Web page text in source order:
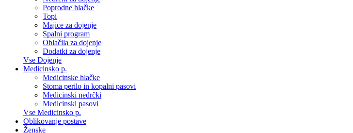
Poprodne hlačke
Topi
Majice za dojenje
Spalni program
Oblačila za dojenje
Dodatki za dojenje
Vse Dojenje
Medicinsko p.
Medicinske hlačke
Stoma perilo in kopalni pasovi
Medicinski nedrčki
Medicinski pasovi
Vse Medicinsko p.
Oblikovanje postave
Ženske